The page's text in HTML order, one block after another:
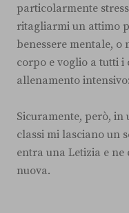
particolarmente
ritagliarmi un attimo
benessere mentale,
corpo e voglio a tutti
allenamento
Sicuramente, però, in
classi mi lasciano un
entra una Letizia e ne
nuova.